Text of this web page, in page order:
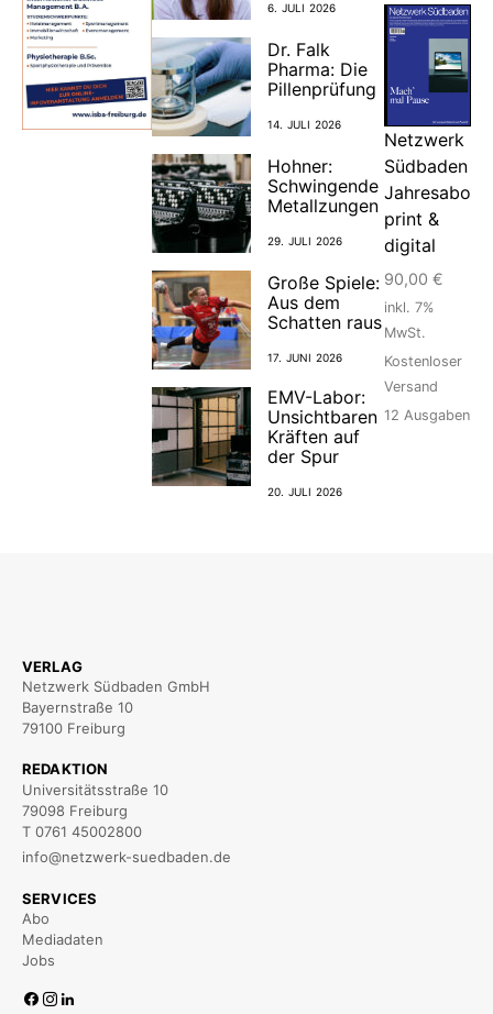
6. JULI 2026
Dr. Falk
Pharma: Die
Pillenprüfung
14. JULI 2026
Hohner:
Schwingende
Metallzungen
29. JULI 2026
Große Spiele:
Aus dem
Schatten raus
17. JUNI 2026
EMV-Labor:
Unsichtbaren
Kräften auf
der Spur
20. JULI 2026
Netzwerk
Südbaden
Jahresabo
print &
digital
90,00 €
inkl. 7%
MwSt.
Kostenloser
Versand
12 Ausgaben
VERLAG
Netzwerk Südbaden GmbH
Bayernstraße 10
79100 Freiburg
REDAKTION
Universitätsstraße 10
79098 Freiburg
T 0761 45002800
info@netzwerk-suedbaden.de
SERVICES
Abo
Mediadaten
Jobs